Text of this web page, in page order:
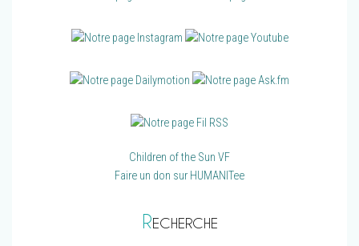
Children of the Sun VF
Faire un don sur HUMANITee
RECHERCHE